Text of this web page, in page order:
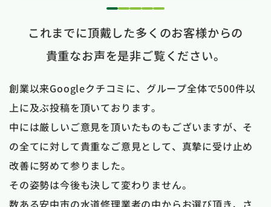
た。 今回は2階のトイレでしたが、1階のトイレも修
た。
1 2 3 4 5
これまでに頂戴した多くのお客様からの
貴重なお声を是非ご覧ください。
創業以来Googleクチコミに、グループ全体で500件以
上に及ぶ投稿を頂いております。
中には厳しいご意見を頂いたものもございますが、そ
の全てに対して貴重なご意見として、真摯に受け止め
改善に努めて参りました。
その姿勢は今後も決して変わりません。
数ある安中市の水道修理業者の中からお選び頂き、さ